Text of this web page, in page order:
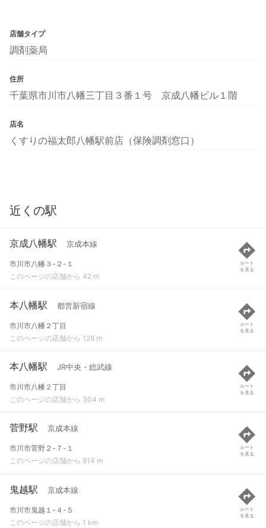
店舗タイプ
調剤薬局
住所
千葉県市川市八幡三丁目３番１号 京成八幡ビル１階
店名
くすりの福太郎八幡駅前店（保険調剤窓口）
近くの駅
京成八幡駅 京成本線
市川市八幡３-２-１
このページの店舗から 42 m
ルート
を見る
本八幡駅 都営新宿線
市川市八幡２丁目
このページの店舗から 128 m
ルート
を見る
本八幡駅 JR中央・総武線
市川市八幡２丁目
このページの店舗から 304 m
ルート
を見る
菅野駅 京成本線
市川市菅野２-７-１
このページの店舗から 914 m
ルート
を見る
鬼越駅 京成本線
市川市鬼越１-４-５
このページの店舗から 1 km
ルート
を見る